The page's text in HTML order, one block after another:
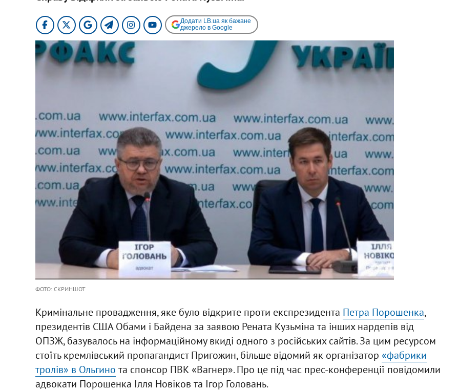
Додати LB.ua як бажане
джерело в Google
ФОТО: СКРИНШОТ
Кримінальне провадження, яке було відкрите проти експрезидента Петра Порошенка,
президентів США Обами і Байдена за заявою Рената Кузьміна та інших нардепів від
ОПЗЖ, базувалось на інформаційному вкиді одного з російських сайтів. За цим ресурсом
стоїть кремлівський пропагандист Пригожин, більше відомий як організатор «фабрики
тролів» в Ольгино та спонсор ПВК «Вагнер». Про це під час прес-конференції повідомили
адвокати Порошенка Ілля Новіков та Ігор Головань.